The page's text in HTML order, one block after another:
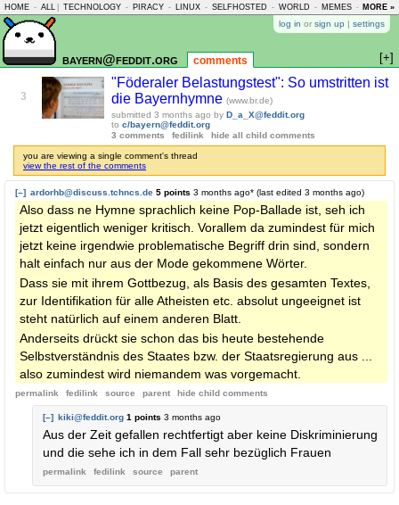
HOME - ALL TECHNOLOGY - PIRACY - LINUX - SELFHOSTED - WORLD - MEMES - MORE »
log in or sign up | settings
bayern@feddit.org comments [+]
3
"Föderaler Belastungstest": So umstritten ist
die Bayernhymne (www.br.de)
submitted 3 months ago by D_a_X@feddit.org
to c/bayern@feddit.org
3 comments
fedilink hide all child comments
you are viewing a single comment's thread
view the rest of the comments
[–] ardorhb@discuss.tchncs.de 5 points 3 months ago* (last edited 3 months ago)
Also dass ne Hymne sprachlich keine Pop-Ballade ist, seh ich
jetzt eigentlich weniger kritisch. Vorallem da zumindest für mich
jetzt keine irgendwie problematische Begriff drin sind, sondern
halt einfach nur aus der Mode gekommene Wörter.
Dass sie mit ihrem Gottbezug, als Basis des gesamten Textes,
zur Identifikation für alle Atheisten etc. absolut ungeeignet ist
steht natürlich auf einem anderen Blatt.
Anderseits drückt sie schon das bis heute bestehende
Selbstverständnis des Staates bzw. der Staatsregierung aus ...
also zumindest wird niemandem was vorgemacht.
permalink fedilink source parent hide child comments
[–] kiki@feddit.org 1 points 3 months ago
Aus der Zeit gefallen rechtfertigt aber keine Diskriminierung
und die sehe ich in dem Fall sehr bezüglich Frauen
permalink fedilink source parent